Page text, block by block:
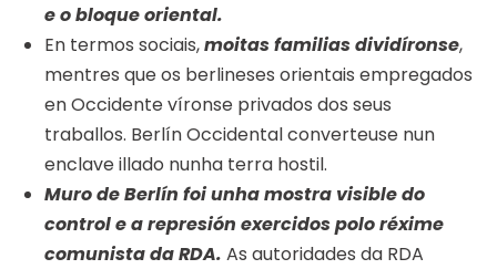
e o bloque oriental.
En termos sociais,moitas familias dividíronse,
mentres que os berlineses orientais empregados
en Occidente víronse privados dos seus
traballos. Berlín Occidental converteuse nun
enclave illado nunha terra hostil.
Muro de Berlín foi unha mostra visible do
control e a represión exercidos polo réxime
comunista da RDA. As autoridades da RDA